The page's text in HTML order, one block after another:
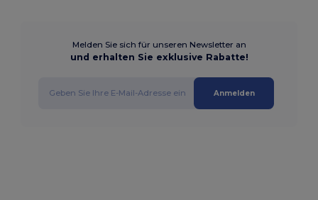
Melden Sie sich für unseren Newsletter an
und erhalten Sie exklusive Rabatte!
Anmelden